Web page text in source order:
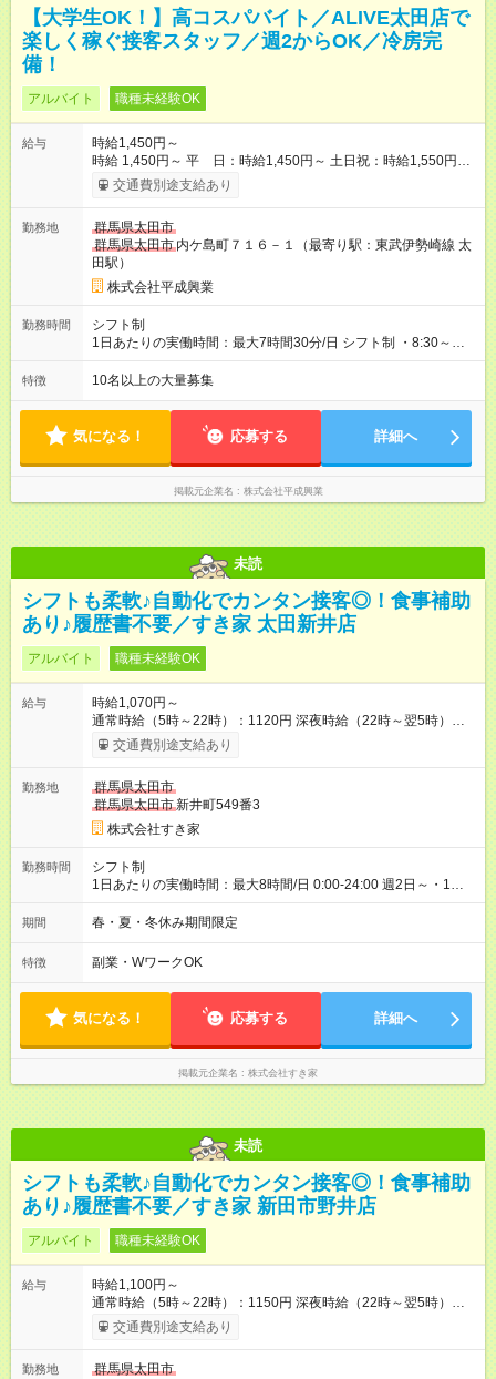
【大学生OK！】高コスパバイト／ALIVE太田店で
楽しく稼ぐ接客スタッフ／週2からOK／冷房完
備！
アルバイト 職種未経験OK
給与
時給1,450円～
時給 1,450円～ 平 日：時給1,450円～ 土日祝：時給1,550円～
※22時以降25％ＵＰ 【試用期間】試用期間なし
交通費別途支給あり
勤務地
群馬県太田市
群馬県太田市 内ケ島町７１６－１（最寄り駅：東武伊勢崎線 太
田駅）
株式会社平成興業
勤務時間
シフト制
1日あたりの実働時間：最大7時間30分/日 シフト制 ・8:30～
16:30 ・16:00～24:00 ※シフト内、始業・終業時間の相談可
特徴 10名以上の大量募集
気になる！ 応募する 詳細へ
掲載元企業名 株式会社平成興業
未読
シフトも柔軟♪自動化でカンタン接客◎！食事補助
あり♪履歴書不要／すき家 太田新井店
アルバイト 職種未経験OK
給与
時給1,070円～
通常時給（5時～22時）：1120円 深夜時給（22時～翌5時）：
1400円 高校生時給：1070円 【特別手当】早朝手当（5：00-9：
00）時給+150円 【試用期間】試用期間あり 試用期間の長さ：1
30日（※条件変更なし）ですが、切り上げで一ヶ月とさせてい
ただきます。 研修制度あり：15時間(研修中も同時給）
交通費別途支給あり
勤務地
群馬県太田市
群馬県太田市新井町549番3
株式会社すき家
勤務時間
シフト制
1日あたりの実働時間：最大8時間/日 0:00-24:00 週2日～・1日
2h～OK ＜シフト例＞ 〇朝帯 5:00-9:00 〇昼帯 9:00-14:00 〇午
後帯 14:00-18:00 〇夜帯 18:00-22:00 〇深夜帯 22:00-翌5:00 基
ます♪
期間 春・夏・冬休み期間限定
特徴 副業・WワークOK
気になる！ 応募する 詳細へ
掲載元企業名 株式会社すき家
未読
シフトも柔軟♪自動化でカンタン接客◎！食事補助
あり♪履歴書不要／すき家 新田市野井店
アルバイト 職種未経験OK
給与
時給1,100円～
通常時給（5時～22時）：1150円 深夜時給（22時～翌5時）：
1438円 高校生時給：1100円 【特別手当】早朝手当（5：00-9：
00）時給+150円 【試用期間】試用期間あり 試用期間の長さ：1
30日（※条件変更なし）ですが、切り上げで一ヶ月とさせてい
交通費別途支給あり
勤務地
群馬県太田市